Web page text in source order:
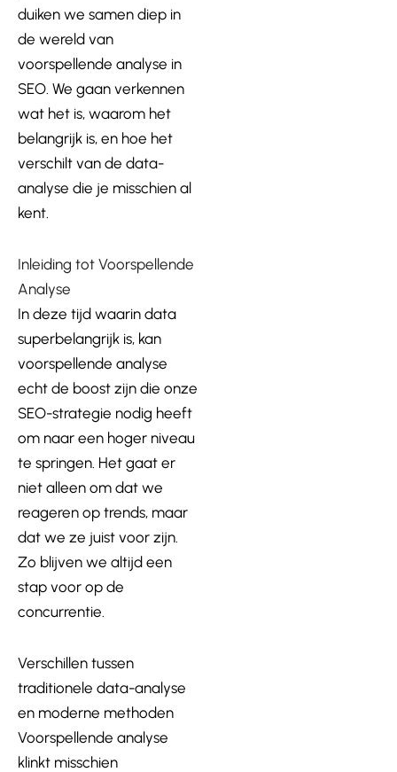
duiken we samen diep in
de wereld van
voorspellende analyse in
SEO. We gaan verkennen
wat het is, waarom het
belangrijk is, en hoe het
verschilt van de data-
analyse die je misschien al
kent.
Inleiding tot Voorspellende
Analyse
In deze tijd waarin data
superbelangrijk is, kan
voorspellende analyse
echt de boost zijn die onze
SEO-strategie nodig heeft
om naar een hoger niveau
te springen. Het gaat er
niet alleen om dat we
reageren op trends, maar
dat we ze juist voor zijn.
Zo blijven we altijd een
stap voor op de
concurrentie.
Verschillen tussen
traditionele data-analyse
en moderne methoden
Voorspellende analyse
klinkt misschien